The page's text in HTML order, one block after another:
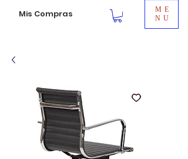
Mis Compras
ME
NU